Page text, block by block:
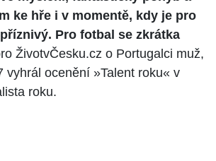
ke hře i v momentě, kdy je pro
Pro fotbal se zkrátka
ŽivotvČesku.cz o Portugalci muž,
vyhrál ocenění »Talent roku« v
roku.